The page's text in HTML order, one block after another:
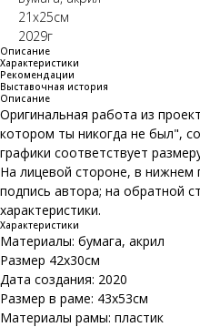
21х25см
2029г
Описание
Характеристики
Рекомендации
Выставочная история
Описание
Оригинальная работа из
котором ты никогда не был",
графики соответствует
На лицевой стороне, в нижнем
подпись автора; на обратной
характеристики.
Характеристики
Материалы: бумага, акрил
Размер 42х30см
Дата создания: 2020
Размер в раме: 43х53см
Материалы рамы: пластик